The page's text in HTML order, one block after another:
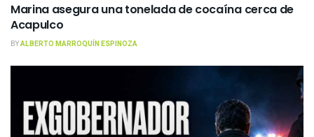
Marina asegura una tonelada de cocaína cerca de
Acapulco
BYALBERTO MARROQUÍN ESPINOZA